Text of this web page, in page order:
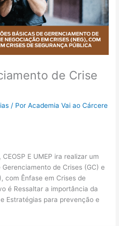
de Crise
/ PorAcademia Vai ao Cárcere
E UMEP ira realizar um
de Crises (GC) e
com Ênfase em Crises de
é Ressaltar a importância da
Estratégias para prevenção e